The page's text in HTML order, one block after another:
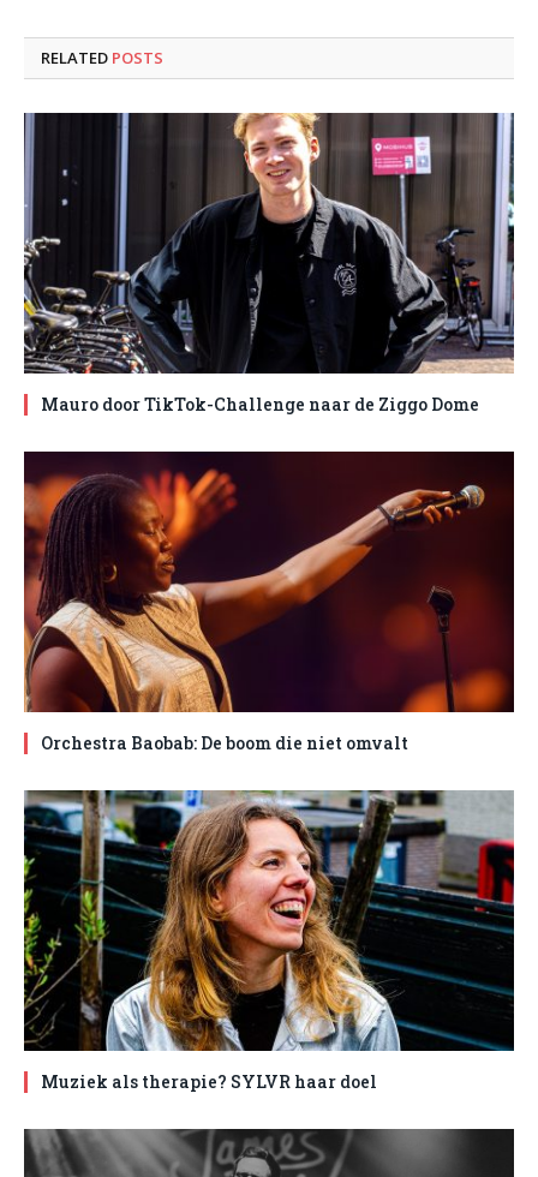
RELATED POSTS
Mauro door TikTok-Challenge naar de Ziggo Dome
Orchestra Baobab: De boom die niet omvalt
Muziek als therapie? SYLVR haar doel